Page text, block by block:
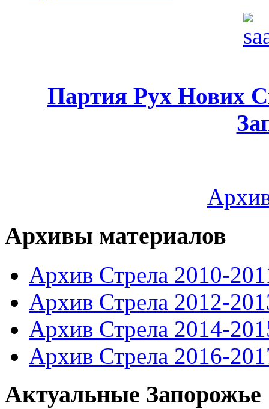
Партия Рух Нових
Архивы материалов
Архив Стрела 2010-
Архив Стрела 2012-
Архив Стрела 2014-
Архив Стрела 2016-
Актуальные Запорожье